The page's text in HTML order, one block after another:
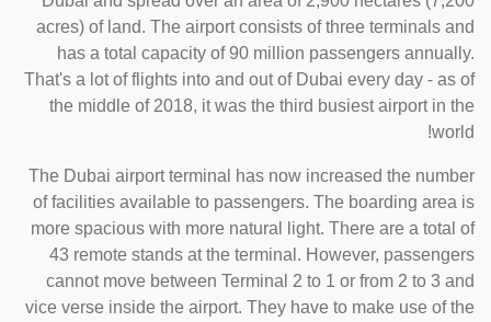
acres) of land. The airport consists of three terminals and
has a total capacity of 90 million passengers annually.
That's a lot of flights into and out of Dubai every day - as of
the middle of 2018, it was the third busiest airport in the
world!
The Dubai airport terminal has now increased the number
of facilities available to passengers. The boarding area is
more spacious with more natural light. There are a total of
43 remote stands at the terminal. However, passengers
cannot move between Terminal 2 to 1 or from 2 to 3 and
vice verse inside the airport. They have to make use of the